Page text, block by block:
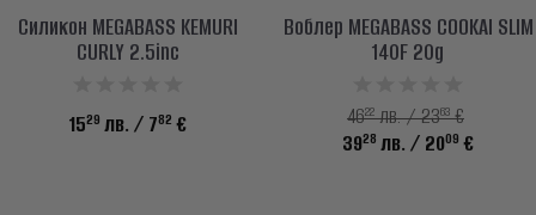
Силикон MEGABASS KEMURI
CURLY 2.5inc
1529 лв. / 782 €
Воблер MEGABASS COOKAI SLIM
140F 20g
4622лв. / 2363€
3928 лв. / 2009 €